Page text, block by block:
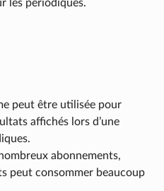
les périodiques.
peut être utilisée pour
affichés lors d’une
abonnements,
peut consommer beaucoup